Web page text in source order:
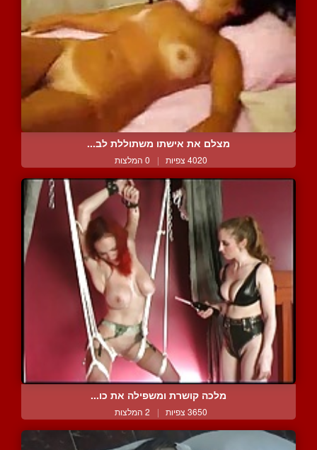
מצלם את אישתו משתוללת לב...
4020 צפיות | 0 המלצות
מלכה קושרת ומשפילה את כו...
3650 צפיות | 2 המלצות